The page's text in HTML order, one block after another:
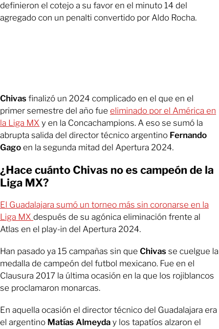
definieron el cotejo a su favor en el minuto 14 del
agregado con un penalti convertido por Aldo Rocha.
Chivas finalizó un 2024 complicado en el que en el
primer semestre del año fue eliminado por el América en
la Liga MX y en la Concachampions. A eso se sumó la
abrupta salida del director técnico argentino Fernando
Gago en la segunda mitad del Apertura 2024.
¿Hace cuánto Chivas no es campeón de la
Liga MX?
El Guadalajara sumó un torneo más sin coronarse en la
Liga MX después de su agónica eliminación frente al
Atlas en el play-in del Apertura 2024.
Han pasado ya 15 campañas sin que Chivas se cuelgue la
medalla de campeón del futbol mexicano. Fue en el
Clausura 2017 la última ocasión en la que los rojiblancos
se proclamaron monarcas.
En aquella ocasión el director técnico del Guadalajara era
el argentino Matías Almeyda y los tapatíos alzaron el